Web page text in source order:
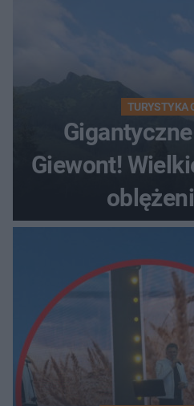
TURYSTYKA
Giewont!